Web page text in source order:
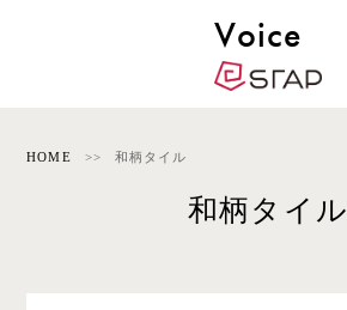
Voice
HOME 和柄タイル
和柄タイル